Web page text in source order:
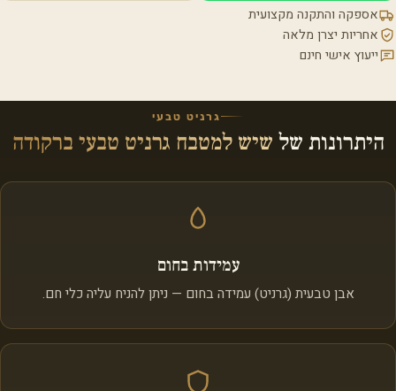
אספקה והתקנה מקצועית
אחריות יצרן מלאה
ייעוץ אישי חינם
גרניט טבעי
היתרונות של שיש למטבח גרניט טבעי ברקודה
עמידות בחום
אבן טבעית (גרניט) עמידה בחום — ניתן להניח עליה כלי חם.